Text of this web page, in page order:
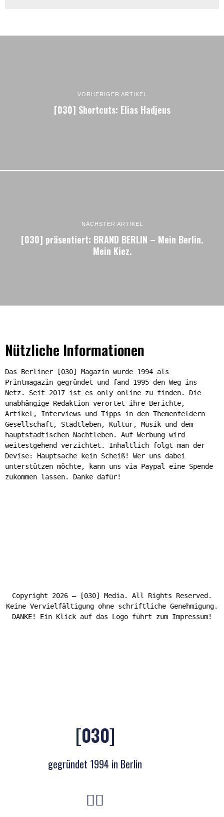
VORHERIGER ARTIKEL
[030] Shortcuts: Elias Hadjeus
NÄCHSTER ARTIKEL
[030] präsentiert: BRAND BERLIN – Mein Berlin.
Mein Kiez.
Nützliche Informationen
Das Berliner [030] Magazin wurde 1994 als
Printmagazin gegründet und fand 1995 den Weg ins
Netz. Seit 2017 ist es only online zu finden. Die
unabhängige Redaktion verortet ihre Berichte,
Artikel, Interviews und Tipps in den Themenfeldern
Gesellschaft, Stadtleben, Kultur, Musik und dem
hauptstädtischen Nachtleben. Auf Werbung wird
weitestgehend verzichtet. Inhaltlich folgt man der
Devise: Hauptsache kein Scheiß! Wer uns dabei
unterstützen möchte, kann uns via Paypal eine Spende
zukommen lassen. Danke dafür!
Copyright 2026 – [030] Media. All Rights Reserved.
Keine Vervielfältigung ohne schriftliche Genehmigung.
DANKE! Ein Klick auf das Logo führt zum Impressum!
[030]
gegründet 1994 in Berlin